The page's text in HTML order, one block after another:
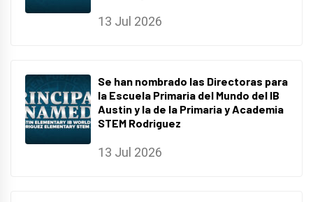
13 Jul 2026
Se han nombrado las Directoras para
la Escuela Primaria del Mundo del IB
Austin y la de la Primaria y Academia
STEM Rodriguez
13 Jul 2026